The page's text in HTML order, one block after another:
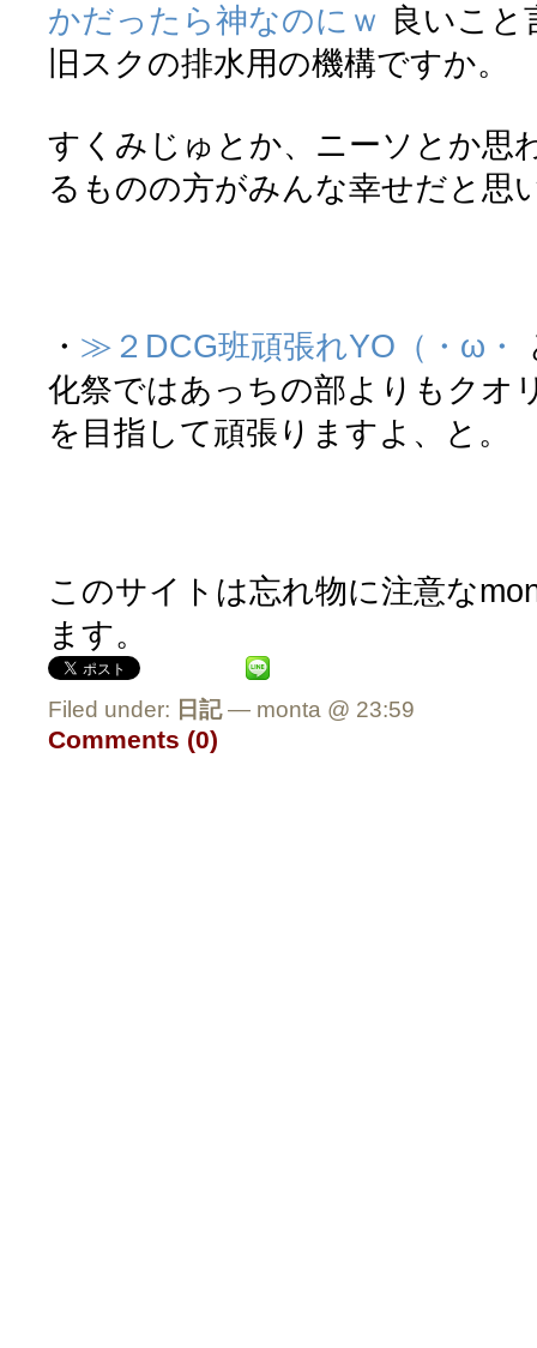
かだったら神なのにｗ 良いこと
旧スクの排水用の機構ですか。
すくみじゅとか、ニーソとか思
るものの方がみんな幸せだと思
・ ≫２DCG班頑張れYO（・ω・
化祭ではあっちの部よりもクオ
を目指して頑張りますよ、と。
このサイトは忘れ物に注意な
ます。
Filed under: 日記— monta @ 23:59
Comments (0)